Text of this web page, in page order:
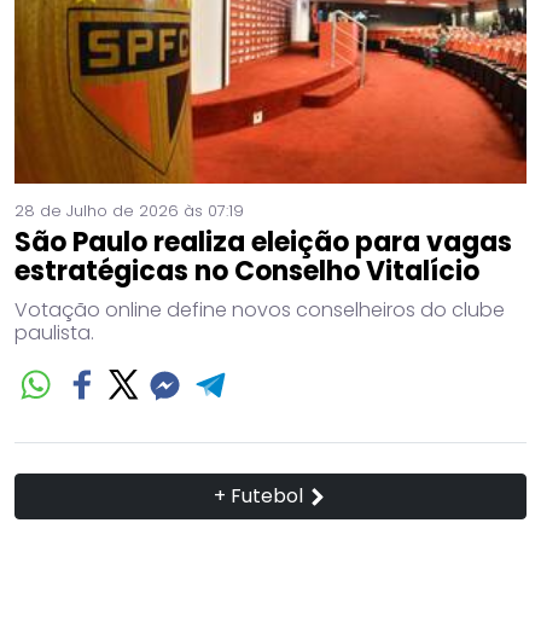
28 de Julho de 2026 às 07:19
São Paulo realiza eleição para vagas
estratégicas no Conselho Vitalício
Votação online define novos conselheiros do clube
paulista.
+ Futebol